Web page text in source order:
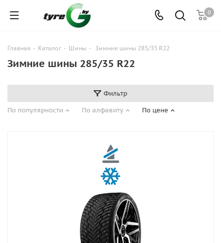
0
Главная - Каталог - Шины - Зимние шины 285/35 R22
Зимние шины 285/35 R22
Фильтр
По популярности
По алфавиту По цене